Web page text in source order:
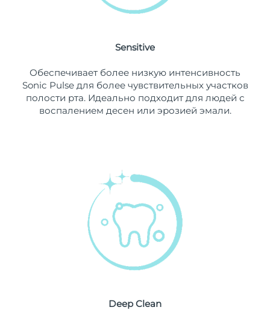
Sensitive
Обеспечивает более низкую интенсивность
Sonic Pulse для более чувствительных участков
полости рта. Идеально подходит для людей с
воспалением десен или эрозией эмали.
Deep Clean
Новая Зеландия
08/08/2026
Норвегия
Ожидаемая дата доставки
08/08/2026
Ожидаемая дата доставки
Ожидаемая дата доставки
Ожидаемая дата доставки